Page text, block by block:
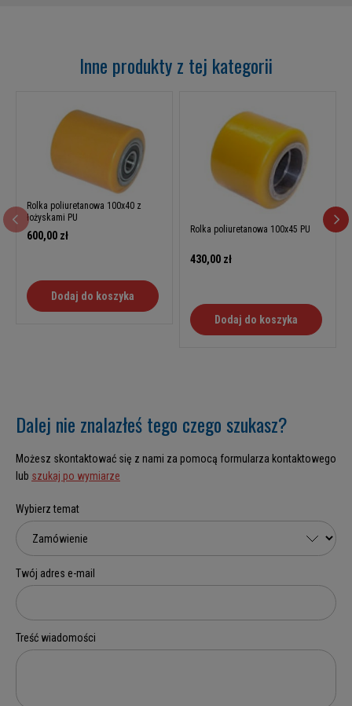
Inne produkty z tej kategorii
Rolka poliuretanowa 100x40 z
łożyskami PU
600,00 zł
Dodaj do koszyka
Rolka poliuretanowa 100x45 PU
430,00 zł
Dodaj do koszyka
Dalej nie znalazłeś tego czego szukasz?
Możesz skontaktować się z nami za pomocą formularza kontaktowego
lub szukaj po wymiarze